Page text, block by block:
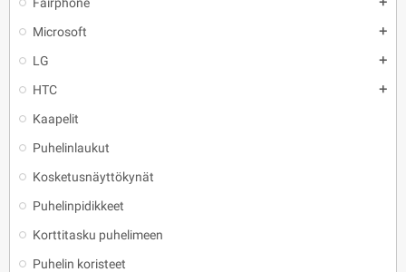
Microsoft add
LG add
HTC add
Kaapelit
Puhelinlaukut
Kosketusnäyttökynät
Puhelinpidikkeet
Korttitasku puhelimeen
Puhelin koristeet